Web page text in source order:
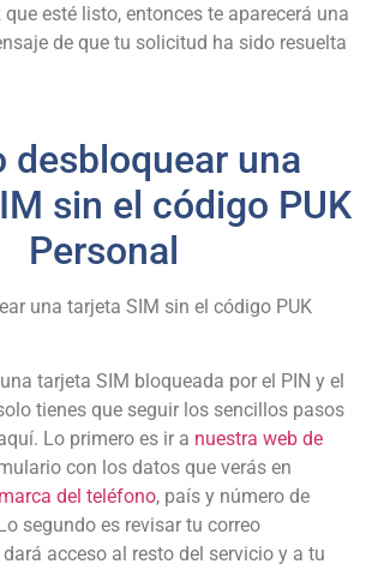
que esté listo, entonces te aparecerá una
de que tu solicitud ha sido resuelta
desbloquear una
sin el código PUK
Personal
tarjeta SIM bloqueada por el PIN y el
tienes que seguir los sencillos pasos
Lo primero es ir a nuestra web de
con los datos que verás en
marca del teléfono, país y número de
segundo es revisar tu correo
acceso al resto del servicio y a tu